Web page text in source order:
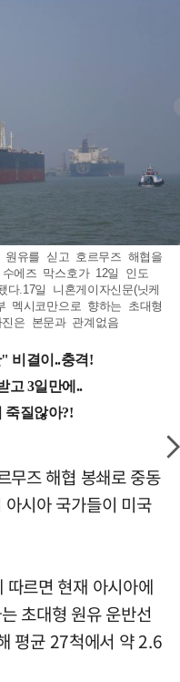
원유를 싣고 호르무즈 해협을
에즈 막스호가 12일 인도
.17일 니혼게이자신문(닛케
멕시코만으로 향하는 초대형
은 본문과 관계없음
무즈 해협 봉쇄로 중동
시아 국가들이 미국
르면 현재 아시아에
초대형 원유 운반선
평균 27척에서 약 2.6